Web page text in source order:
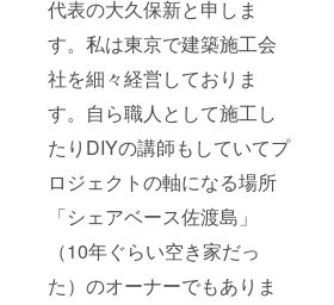
代表の大久保新と申しま
す。私は東京で建築施工会
社を細々経営しておりま
す。自ら職人として施工し
たりDIYの講師もしていてプ
ロジェクトの軸になる場所
「シェアベース佐渡島」
（10年ぐらい空き家だっ
た）のオーナーでもありま